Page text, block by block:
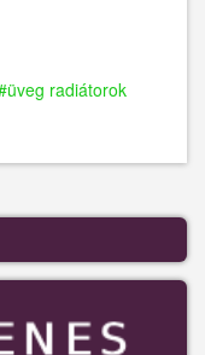
üveg radiátorok